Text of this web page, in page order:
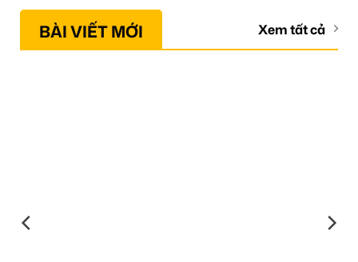
BÀI VIẾT MỚI Xem tất cả